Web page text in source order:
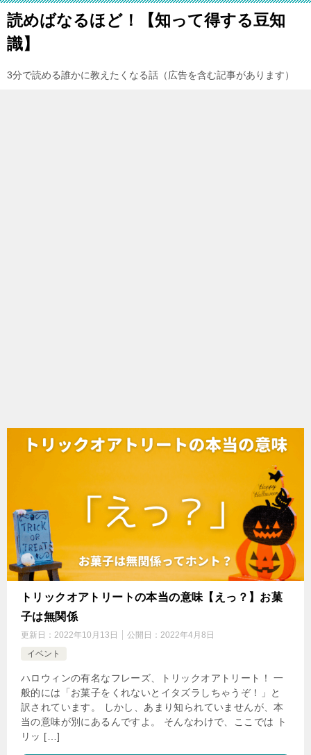
読めばなるほど！【知って得する豆知
識】
3分で読める誰かに教えたくなる話（広告を含む記事があります）
トリックオアトリートの本当の意味【えっ？】お菓
子は無関係
更新日： 2022年10月13日 公開日： 2022年4月8日
イベント
ハロウィンの有名なフレーズ、トリックオアトリート！ 一
般的には「お菓子をくれないとイタズラしちゃうぞ！」と
訳されています。 しかし、あまり知られていませんが、本
当の意味が別にあるんですよ。 そんなわけで、ここでは ト
リッ […]